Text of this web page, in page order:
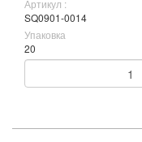
Артикул :
SQ0901-0014
Упаковка
20